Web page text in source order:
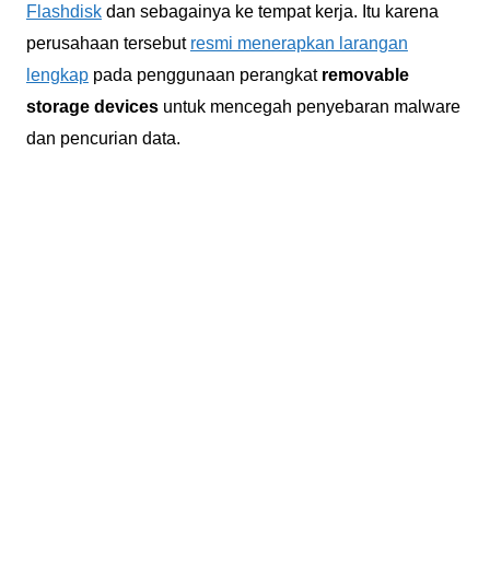
Flashdiskdan sebagainya ke tempat kerja. Itu karena
perusahaan tersebut resmi menerapkan larangan
lengkappada penggunaan perangkat removable
storage devicesuntuk mencegah penyebaran malware
dan pencurian data.